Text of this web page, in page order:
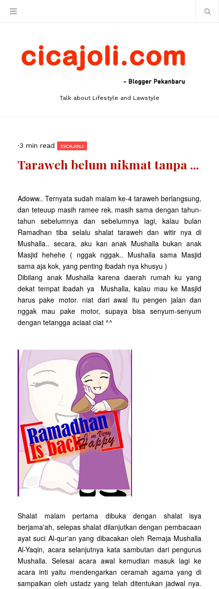
Talk about Lifestyle and Lawstyle
·3 min read CICAJOLI
Taraweh belum nikmat tanpa ...
Adoww.. Ternyata sudah malam ke-4 taraweh berlangsung,
dan teteuup masih ramee rek. masih sama dengan tahun-
tahun sebelumnya dan sebelumnya lagi, kalau bulan
Ramadhan tiba selalu shalat taraweh dan witir nya di
Mushalla.. secara, aku kan anak Mushalla bukan anak
Masjid hehehe ( nggak nggak.. Mushalla sama Masjid
sama aja kok, yang penting ibadah nya khusyu )
Dibilang anak Mushalla karena daerah rumah ku yang
dekat tempat ibadah ya Mushalla, kalau mau ke Masjid
harus pake motor. niat dari awal itu pengen jalan dan
nggak mau pake motor, supaya bisa senyum-senyum
dengan tetangga aciaat ciat ^^
Shalat malam pertama dibuka dengan shalat isya
berjama'ah, selepas shalat dilanjutkan dengan pembacaan
ayat suci Al-qur'an yang dibacakan oleh Remaja Mushalla
Al-Yaqin, acara selanjutnya kata sambutan dari pengurus
Mushalla. Selesai acara awal kemudian masuk lagi ke
acara inti yaitu mendengarkan ceramah agama yang di
sampaikan oleh ustadz yang telah ditentukan jadwal nya.